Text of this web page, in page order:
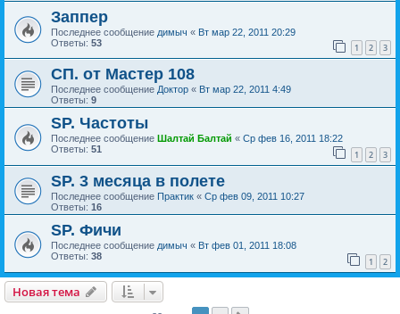
Заппер
Последнее сообщение димыч « Вт мар 22, 2011 20:29
Ответы: 53 1 2 3
СП. от Мастер 108
Последнее сообщение Доктор « Вт мар 22, 2011 4:49
Ответы: 9
SP. Частоты
Последнее сообщение Шалтай Балтай « Ср фев 16, 2011 18:22
Ответы: 51 1 2 3
SP. 3 месяца в полете
Последнее сообщение Практик « Ср фев 09, 2011 10:27
Ответы: 16
SP. Фичи
Последнее сообщение димыч « Вт фев 01, 2011 18:08
Ответы: 38 1 2
Новая тема